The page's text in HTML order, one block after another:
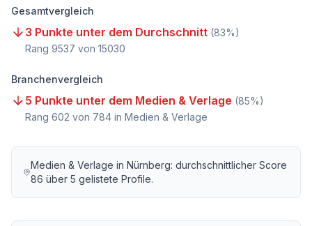
Gesamtvergleich
3 Punkte unter dem Durchschnitt (83%)
Rang 9537 von 15030
Branchenvergleich
5 Punkte unter dem Medien & Verlage (85%)
Rang 602 von 784 in Medien & Verlage
Medien & Verlage in Nürnberg: durchschnittlicher Score
86 über 5 gelistete Profile.